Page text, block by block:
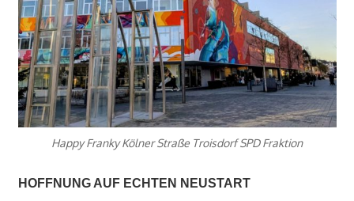
Happy Franky Kölner Straße Troisdorf SPD Fraktion
HOFFNUNG AUF ECHTEN NEUSTART